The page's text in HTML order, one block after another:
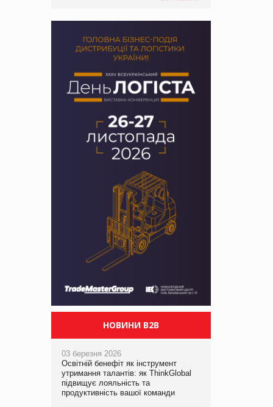
НОВИНИ B2B
03 березня 2026
Освітній бенефіт як інструмент
утримання талантів: як ThinkGlobal
підвищує лояльність та
продуктивність вашої команди